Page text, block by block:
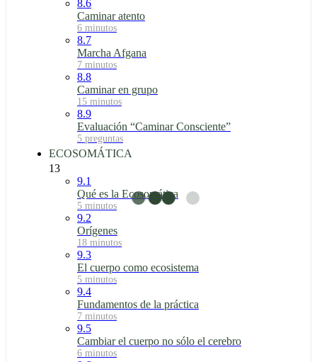
8.6
Caminar atento
6 minutos
8.7
Marcha Afgana
7 minutos
8.8
Caminar en grupo
15 minutos
8.9
Evaluación “Caminar Consciente”
5 preguntas
ECOSOMÁTICA
13
9.1
Qué es la Ecosomática
5 minutos
9.2
Orígenes
18 minutos
9.3
El cuerpo como ecosistema
5 minutos
9.4
Fundamentos de la práctica
7 minutos
9.5
Cambiar el cuerpo no sólo el cerebro
6 minutos